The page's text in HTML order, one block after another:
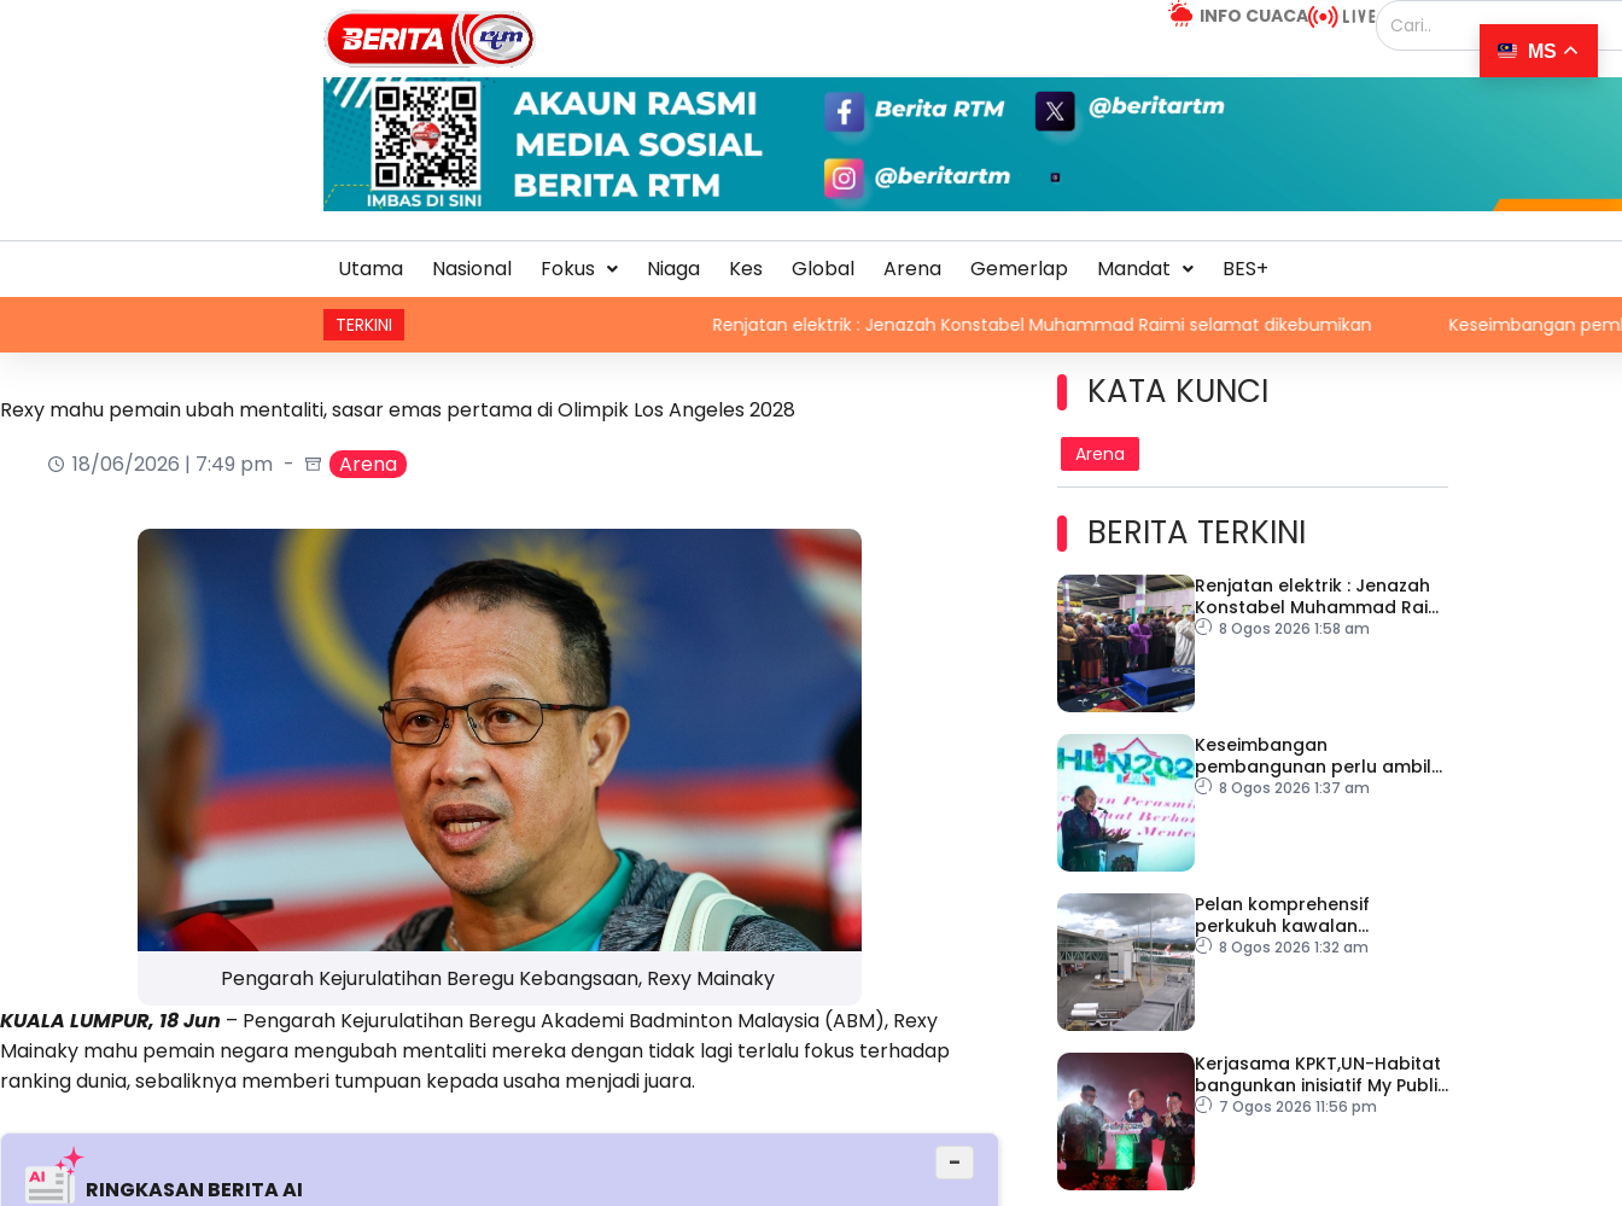
INFO CUACA
Utama Nasional Fokus Niaga Kes Global Arena Gemerlap Mandat BES+
TERKINI Renjatan elektrik : Jenazah Konstabel Muhammad Raimi selamat dikebumikan Keseimbangan pembangunan
Rexy mahu pemain ubah mentaliti, sasar emas pertama di Olimpik Los Angeles 2028
18/06/2026 | 7:49 pm
Arena
Pengarah Kejurulatihan Beregu Kebangsaan, Rexy Mainaky
KUALA LUMPUR, 18 Jun – Pengarah Kejurulatihan Beregu Akademi Badminton Malaysia (ABM), Rexy
Mainaky mahu pemain negara mengubah mentaliti mereka dengan tidak lagi terlalu fokus terhadap
ranking dunia, sebaliknya memberi tumpuan kepada usaha menjadi juara.
RINGKASAN BERITA AI
−
KATA KUNCI
Arena
BERITA TERKINI
Renjatan elektrik : Jenazah
Konstabel Muhammad Raimi
selamat dikebumikan
8 Ogos 2026 1:58 am
Keseimbangan
pembangunan perlu ambil
kira lokasi tumpuan
8 Ogos 2026 1:37 am
Pelan komprehensif
perkukuh kawalan
keselamatan di semua
8 Ogos 2026 1:32 am
Kerjasama KPKT,UN-Habitat
bangunkan inisiatif My Public
Space7 Ogos 2026 11:56 pm
MS